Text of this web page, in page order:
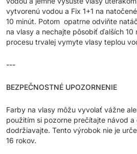
vytvorenú vodou a Fix 1+1 na
10 minút. Potom opatrne odviňte
na vlasy a nechajte pôsobiť ďalších 10
procesu trvalej vymyte vlasy teplou
---
BEZPEČNOSTNÉ UPOZORNENIE
Farby na vlasy môžu vyvolať vážne
použitím si pozorne prečítajte návod a
dodržiavajte. Tento výrobok nie je
16 rokov.